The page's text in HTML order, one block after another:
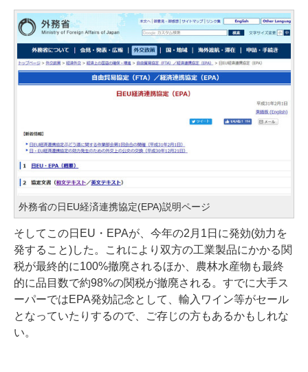
外務省の日EU経済連携協定(EPA)説明ページ
そしてこの日EU・EPAが、今年の2月1日に発効(効力を
発すること)した。これにより双方の工業製品にかかる関
税が最終的に100%撤廃されるほか、農林水産物も最終
的に品目数で約98%の関税が撤廃される。すでに大手ス
ーパーではEPA発効記念として、輸入ワイン等がセール
となっていたりするので、ご存じの方もあるかもしれな
い。